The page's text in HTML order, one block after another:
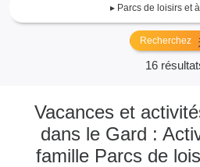
▸ Parcs de loisirs et
Recherchez
16
Vacances et
dans le Gard :
famille Parcs de